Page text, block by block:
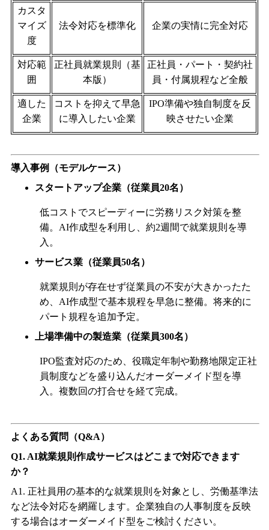
カスタ
マイズ
度
法令対応を標準化 企業の実情に完全対応
対応範
囲
正社員就業規則（基
本版）
正社員・パート・契約社
員・付属規程など全般
適した
企業
コストを抑えて早急
に導入したい企業
IPO準備や独自制度を反
映させたい企業
導入事例（モデルケース）
スタートアップ企業（従業員20名）
低コストでスピーディーに労務リスク対策を整
備。 AI作成型を利用し、約2週間で就業規則を導
入。
サービス業（従業員50名）
就業規則が存在せず従業員の不安が大きかったた
め、 AI作成型で基本規程を早急に整備。将来的に
パート規程を追加予定。
上場準備中の製造業（従業員300名）
IPO監査対応のため、役職定年制や勤務地限定正社
員制度などを盛り込んだオーダーメイド型を導
入。複数回の打合せを経て完成。
よくある質問（Q&A）
Q1. AI就業規則作成サービスはどこまで対応できます
か？
A1. 正社員用の基本的な就業規則を対象とし、労働基準法
など法令対応を網羅します。企業独自の人事制度を反映
する場合はオーダーメイド型をご検討ください。